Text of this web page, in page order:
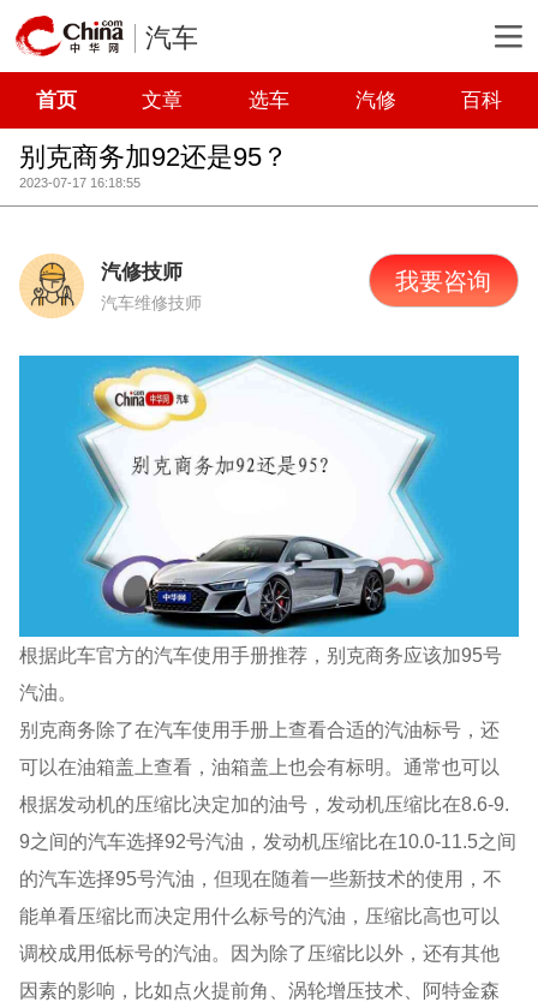
汽车
首页 文章 选车 汽修 百科
别克商务加92还是95？
2023-07-17 16:18:55
汽修技师
汽车维修技师
我要咨询
根据此车官方的汽车使用手册推荐，别克商务应该加95号
汽油。
别克商务除了在汽车使用手册上查看合适的汽油标号，还
可以在油箱盖上查看，油箱盖上也会有标明。通常也可以
根据发动机的压缩比决定加的油号，发动机压缩比在8.6-9.
9之间的汽车选择92号汽油，发动机压缩比在10.0-11.5之间
的汽车选择95号汽油，但现在随着一些新技术的使用，不
能单看压缩比而决定用什么标号的汽油，压缩比高也可以
调校成用低标号的汽油。因为除了压缩比以外，还有其他
因素的影响，比如点火提前角、涡轮增压技术、阿特金森